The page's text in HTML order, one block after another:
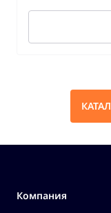
Компания